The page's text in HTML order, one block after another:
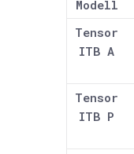
Modell
Tensor
ITB A
Tensor
ITB P